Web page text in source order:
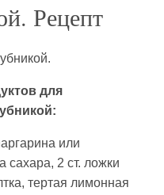
Рецепт
для
или
сахара, 2 ст. ложки
тертая лимонная